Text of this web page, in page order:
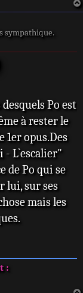
sympathique.
Po est
à rester le
1er opus.Des
- L`escalier"
de Po qui se
lui, sur ses
mais les
: